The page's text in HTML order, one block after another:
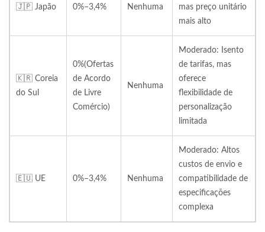
🇯🇵 Japão 0%–3,4% Nenhuma
mas preço unitário
mais alto
🇰🇷 Coreia
do Sul
0%(Ofertas
de Acordo
de Livre
Comércio)
Nenhuma
Moderado: Isento
de tarifas, mas
oferece
flexibilidade de
personalização
limitada
🇪🇺 UE 0%–3,4% Nenhuma
Moderado: Altos
custos de envio e
compatibilidade de
especificações
complexa